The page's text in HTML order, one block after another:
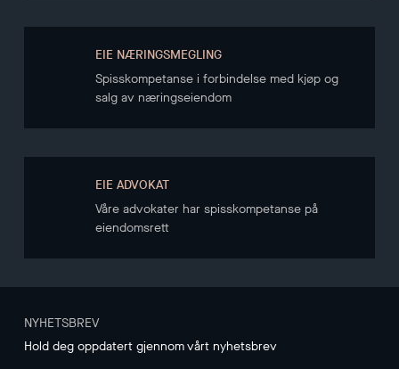
EIE NÆRINGSMEGLING
Spisskompetanse i forbindelse med kjøp og
salg av næringseiendom
EIE ADVOKAT
Våre advokater har spisskompetanse på
eiendomsrett
NYHETSBREV
Hold deg oppdatert gjennom vårt nyhetsbrev